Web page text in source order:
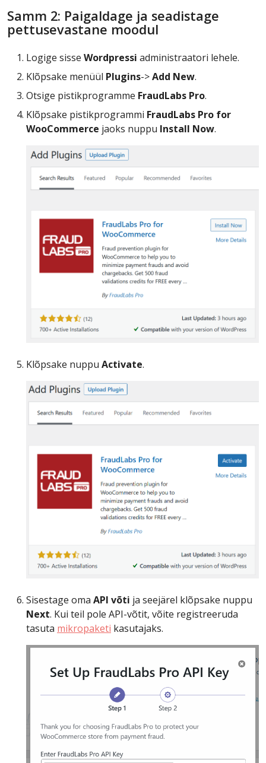
Samm 2: Paigaldage ja seadistage
pettusevastane moodul
Logige sisse Wordpressi administraatori lehele.
Klõpsake menüül Plugins->Add New.
Otsige pistikprogramme FraudLabs Pro.
Klõpsake pistikprogrammi FraudLabs Pro for
WooCommerce jaoks nuppu Install Now.
Klõpsake nuppu Activate.
Sisestage oma API võti ja seejärel klõpsake nuppu
Next. Kui teil pole API-võtit, võite registreeruda
tasuta mikropaketi kasutajaks.